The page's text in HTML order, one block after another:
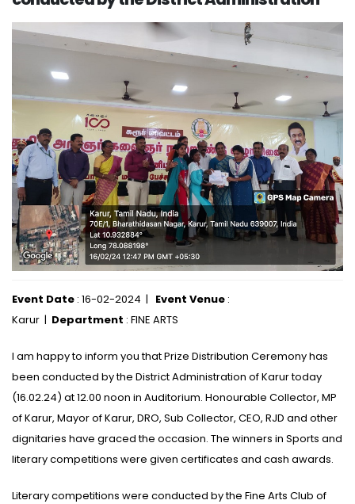
Event Date : 16-02-2024 | Event Venue :
Karur | Department : FINE ARTS
I am happy to inform you that Prize Distribution Ceremony has
been conducted by the District Administration of Karur today
(16.02.24) at 12.00 noon in Auditorium. Honourable Collector, MP
of Karur, Mayor of Karur, DRO, Sub Collector, CEO, RJD and other
dignitaries have graced the occasion. The winners in Sports and
literary competitions were given certificates and cash awards.
Literary competitions were conducted by the Fine Arts Club of